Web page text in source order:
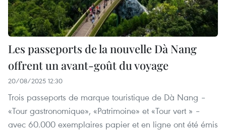
Les passeports de la nouvelle Dà Nang
offrent un avant-goût du voyage
20/08/2025 12:30
Trois passeports de marque touristique de Dà Nang –
«Tour gastronomique», «Patrimoine» et «Tour vert » –
avec 60.000 exemplaires papier et en ligne ont été émis